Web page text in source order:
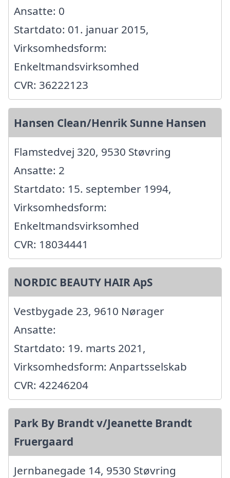
Ansatte: 0
Startdato: 01. januar 2015,
Virksomhedsform:
Enkeltmandsvirksomhed
CVR: 36222123
Hansen Clean/Henrik Sunne Hansen
Flamstedvej 320, 9530 Støvring
Ansatte: 2
Startdato: 15. september 1994,
Virksomhedsform:
Enkeltmandsvirksomhed
CVR: 18034441
NORDIC BEAUTY HAIR ApS
Vestbygade 23, 9610 Nørager
Ansatte:
Startdato: 19. marts 2021,
Virksomhedsform: Anpartsselskab
CVR: 42246204
Park By Brandt v/Jeanette Brandt
Fruergaard
Jernbanegade 14, 9530 Støvring